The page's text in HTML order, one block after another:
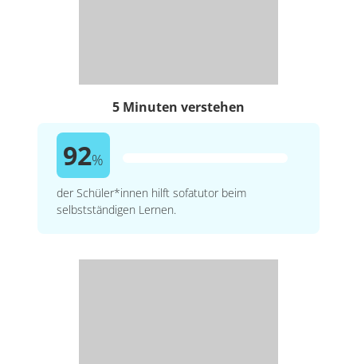
5 Minuten verstehen
92%
der Schüler*innen hilft sofatutor beim
selbstständigen Lernen.